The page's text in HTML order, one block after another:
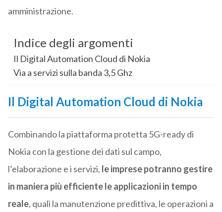
amministrazione.
Indice degli argomenti
Il Digital Automation Cloud di Nokia
Via a servizi sulla banda 3,5 Ghz
Il Digital Automation Cloud di Nokia
Combinando la piattaforma protetta 5G-ready di
Nokia con la gestione dei dati sul campo,
l’elaborazione e i servizi, le imprese potranno gestire
in maniera più efficiente le applicazioni in tempo
reale, quali la manutenzione predittiva, le operazioni a